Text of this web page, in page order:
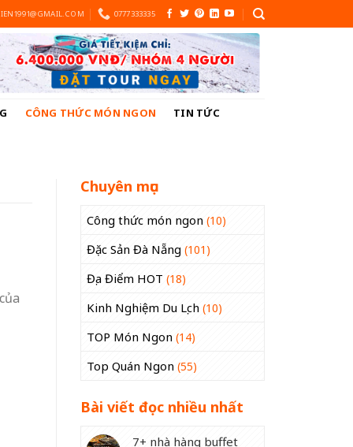
0777333335
CÔNG THỨC MÓN NGON TIN TỨC
Chuyên mục
Công thức món ngon (10)
Đặc Sản Đà Nẵng (101)
Địa Điểm HOT (18)
Kinh Nghiệm Du Lịch (10)
TOP Món Ngon (14)
Top Quán Ngon (55)
Bài viết đọc nhiều nhất
7+ nhà hàng buffet